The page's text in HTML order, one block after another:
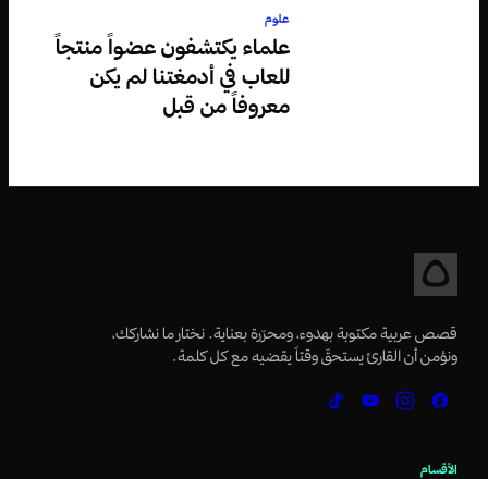
علوم
علماء يكتشفون عضواً منتجاً
للعاب في أدمغتنا لم يكن
معروفاً من قبل
قصص عربية مكتوبة بهدوء، ومحرّرة بعناية. نختار ما نشاركك،
ونؤمن أن القارئ يستحقّ وقتاً يقضيه مع كل كلمة.
الأقسام